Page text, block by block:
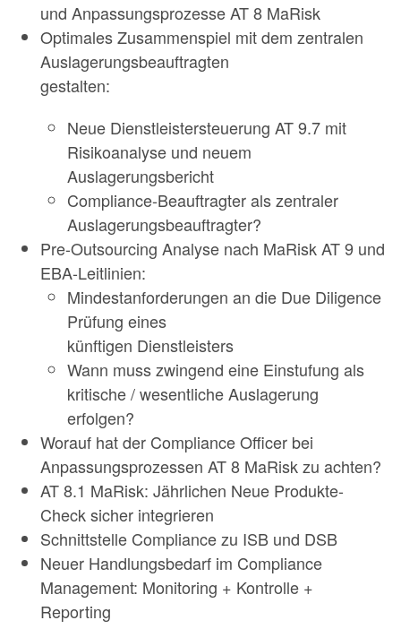
und Anpassungsprozesse AT 8 MaRisk
Optimales Zusammenspiel mit dem zentralen
Auslagerungsbeauftragten
gestalten:
Neue Dienstleistersteuerung AT 9.7 mit
Risikoanalyse und neuem
Auslagerungsbericht
Compliance-Beauftragter als zentraler
Auslagerungsbeauftragter?
Pre-Outsourcing Analyse nach MaRisk AT 9 und
EBA-Leitlinien:
Mindestanforderungen an die Due Diligence
Prüfung eines
künftigen Dienstleisters
Wann muss zwingend eine Einstufung als
kritische / wesentliche Auslagerung
erfolgen?
Worauf hat der Compliance Officer bei
Anpassungsprozessen AT 8 MaRisk zu achten?
AT 8.1 MaRisk: Jährlichen Neue Produkte-
Check sicher integrieren
Schnittstelle Compliance zu ISB und DSB
Neuer Handlungsbedarf im Compliance
Management: Monitoring + Kontrolle +
Reporting